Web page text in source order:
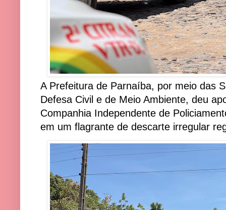
A Prefeitura de Parnaíba, por meio das
Defesa Civil e de Meio Ambiente, deu
Companhia Independente de
em um flagrante de descarte irregular